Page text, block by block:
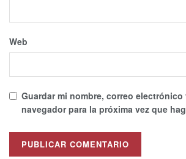
Web
Guardar mi nombre, correo
navegador para la próxima vez que